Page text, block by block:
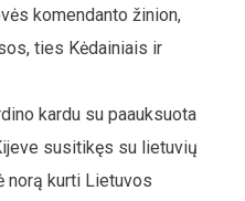
komendanto žinion,
ties Kėdainiais ir
kardu su paauksuota
susitikęs su lietuvių
norą kurti Lietuvos